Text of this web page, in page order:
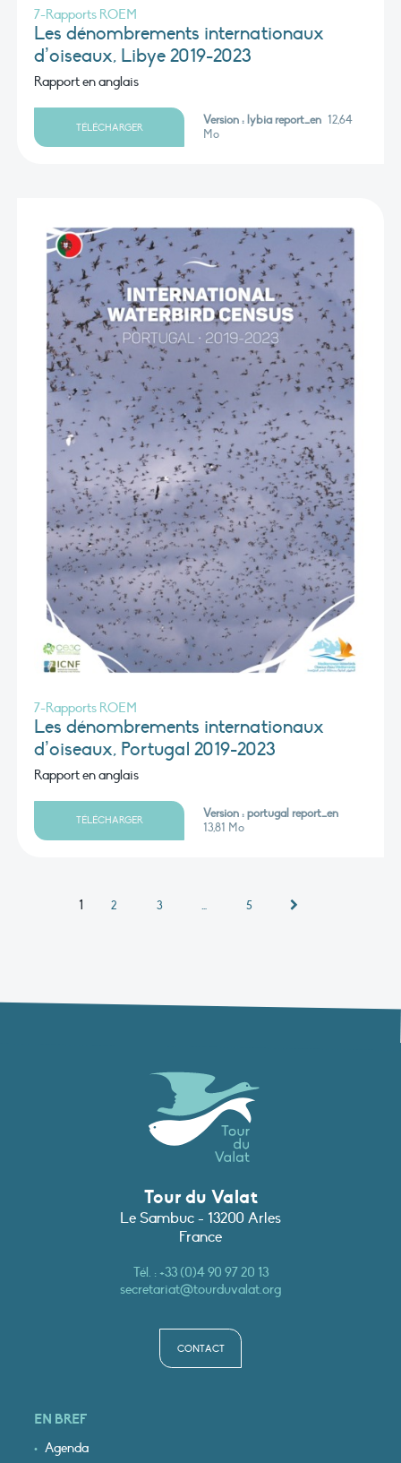
7-Rapports ROEM
Les dénombrements internationaux
d’oiseaux, Libye 2019-2023
Rapport en anglais
TÉLÉCHARGER Version : lybia report_en 12,64
Mo
7-Rapports ROEM
Les dénombrements internationaux
d’oiseaux, Portugal 2019-2023
Rapport en anglais
TÉLÉCHARGER
Version : portugal report_en
13,81 Mo
1 2 3 … 5
Tour du Valat
Le Sambuc - 13200 Arles
France
Tél. :+33 (0)4 90 97 20 13
secretariat@tourduvalat.org
CONTACT
EN BREF
Agenda